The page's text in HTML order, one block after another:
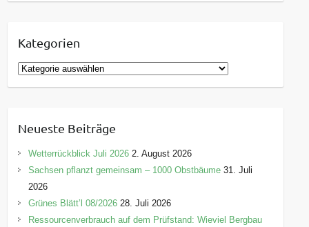
Kategorien
K
a
g
o
r
e
n
Neueste Beiträge
Wetterrückblick Juli 2026 2. August 2026
Sachsen pflanzt gemeinsam – 1000 Obstbäume 31. Juli
2026
Grünes Blätt’l 08/2026 28. Juli 2026
Ressourcenverbrauch auf dem Prüfstand: Wieviel Bergbau